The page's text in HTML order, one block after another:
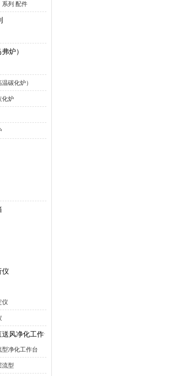
系列 配件
炉）
碳化炉）
化炉
仪
仪
风净化工作台
净化工作台
流型